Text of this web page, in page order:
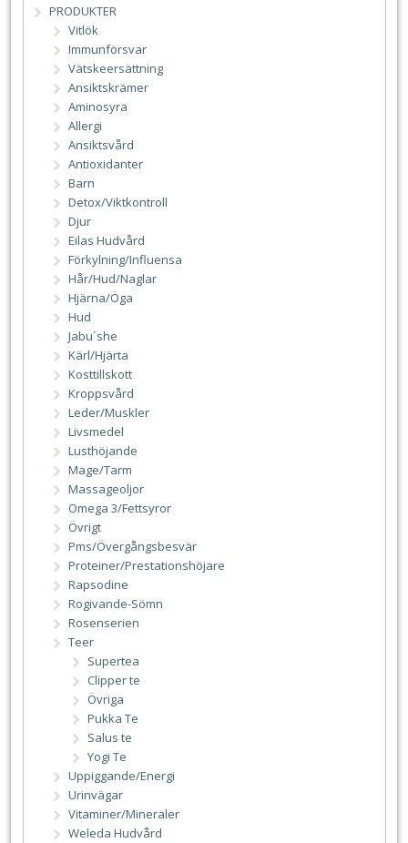
PRODUKTER
Vitlök
Immunförsvar
Vätskeersättning
Ansiktskrämer
Aminosyra
Allergi
Ansiktsvård
Antioxidanter
Barn
Detox/Viktkontroll
Djur
Eilas Hudvård
Förkylning/Influensa
Hår/Hud/Naglar
Hjärna/Öga
Hud
Jabu´she
Kärl/Hjärta
Kosttillskott
Kroppsvård
Leder/Muskler
Livsmedel
Lusthöjande
Mage/Tarm
Massageoljor
Omega 3/Fettsyror
Övrigt
Pms/Övergångsbesvär
Proteiner/Prestationshöjare
Rapsodine
Rogivande-Sömn
Rosenserien
Teer
Supertea
Clipper te
Övriga
Pukka Te
Salus te
Yogi Te
Uppiggande/Energi
Urinvägar
Vitaminer/Mineraler
Weleda Hudvård